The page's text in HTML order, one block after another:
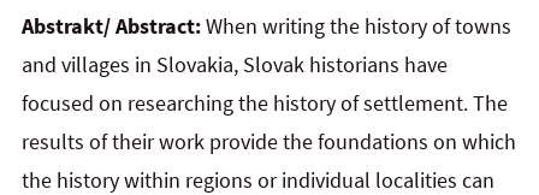
Abstrakt/ Abstract:When writing the history of towns
and villages in Slovakia, Slovak historians have
focused on researching the history of settlement. The
results of their work provide the foundations on which
the history within regions or individual localities can